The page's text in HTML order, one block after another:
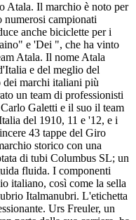
Atala. Il marchio è noto per
numerosi campionati
anche biciclette per i
e 'Dei ", che ha vinto
Atala. Il nome Atala
e del meglio del
marchi italiani più
un team di professionisti
Galetti e il suo il team
del 1910, 11 e '12, e i
43 tappe del Giro
storico con una
di tubi Columbus SL; un
fluida. I componenti
italiano, così come la sella
Italmanubri. L'etichetta
Urs Freuler, un